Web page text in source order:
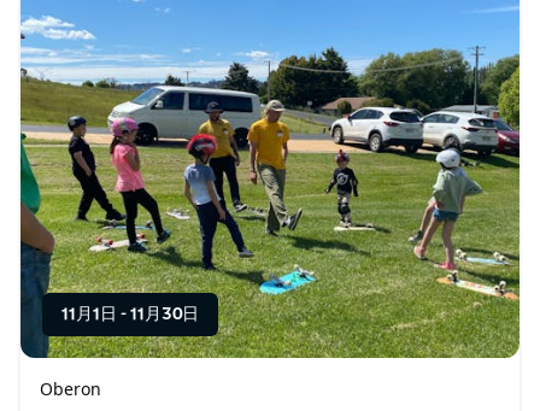
11月1日 - 11月30日
Oberon